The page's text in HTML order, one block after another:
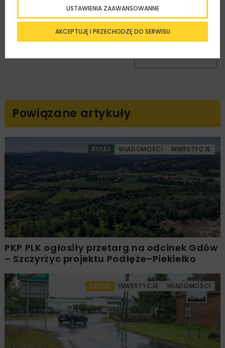
Zapoznałam/em się zPolityką Prywatności
oraz wyrażam zgodę na otrzymywanie na
podany przeze mnie adres e-mail korespondencji
handlowej w postaci newslettera.
Powiązane artykuły
KOLEJ WIADOMOŚCI INWESTYCJE
PKP PLK ogłosiły przetarg na odcinek Gdów
– Szczyrzyc projektu Podłęże–Piekiełko
DROGI INWESTYCJE WIADOMOŚCI
AKCEPTUJĘ I PRZECHODZĘ DO SERWISU
USTAWIENIA ZAAWANSOWANNE